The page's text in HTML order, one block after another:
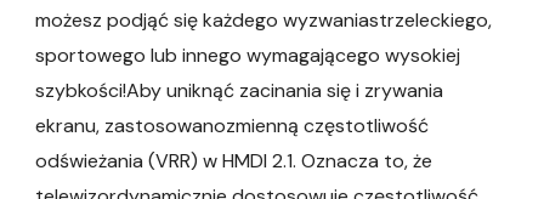
możesz podjąć się każdego wyzwaniastrzeleckiego,
sportowego lub innego wymagającego wysokiej
szybkości!Aby uniknąć zacinania się i zrywania
ekranu, zastosowanozmienną częstotliwość
odświeżania (VRR) w HMDI 2.1. Oznacza to, że